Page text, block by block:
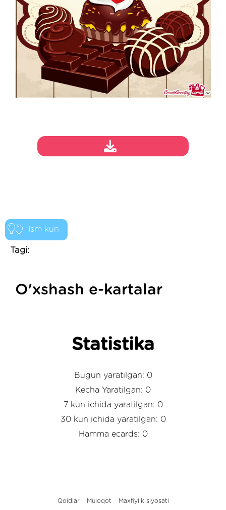
Ism kun
Tagi:
O'xshash e-kartalar
Statistika
Bugun yaratilgan: 0
Kecha Yaratilgan: 0
7 kun ichida yaratilgan: 0
30 kun ichida yaratilgan: 0
Hamma ecards: 0
Qoidlar Muloqot Maxfiylik siyosati